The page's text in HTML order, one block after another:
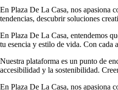
En Plaza De La Casa, nos apasiona
tendencias, descubrir soluciones
En Plaza De La Casa, entendemos
tu esencia y estilo de vida. Con cada
Nuestra plataforma es un punto de
accesibilidad y la sostenibilidad.
En Plaza De La Casa, nos apasiona